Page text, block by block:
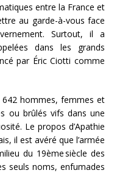
entre la France et
au garde-à-vous face
Surtout, il a
dans les grands
par Éric Ciotti comme
642 hommes, femmes et
ou brûlés vifs dans une
Le propos d’Apathie
il est avéré que l’armée
du 19ème siècle des
seuls noms, enfumades